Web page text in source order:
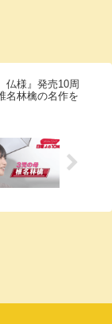
仏様』発売10周
林檎の名作を